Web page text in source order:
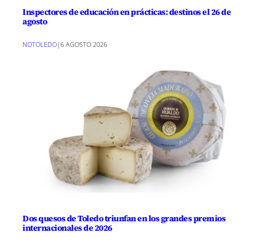
Inspectores de educación en prácticas: destinos el 26 de
agosto
NOTOLEDO|6 AGOSTO 2026
Dos quesos de Toledo triunfan en los grandes premios
internacionales de 2026